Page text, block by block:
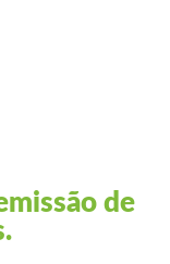
de